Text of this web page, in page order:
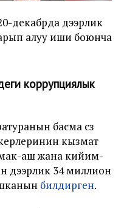
декабрда дээрлик
алуу иши боюнча
коррупциялык
басма сөз
кызмат
аш жана кийим-
дээрлик 34 миллион
билдирген.